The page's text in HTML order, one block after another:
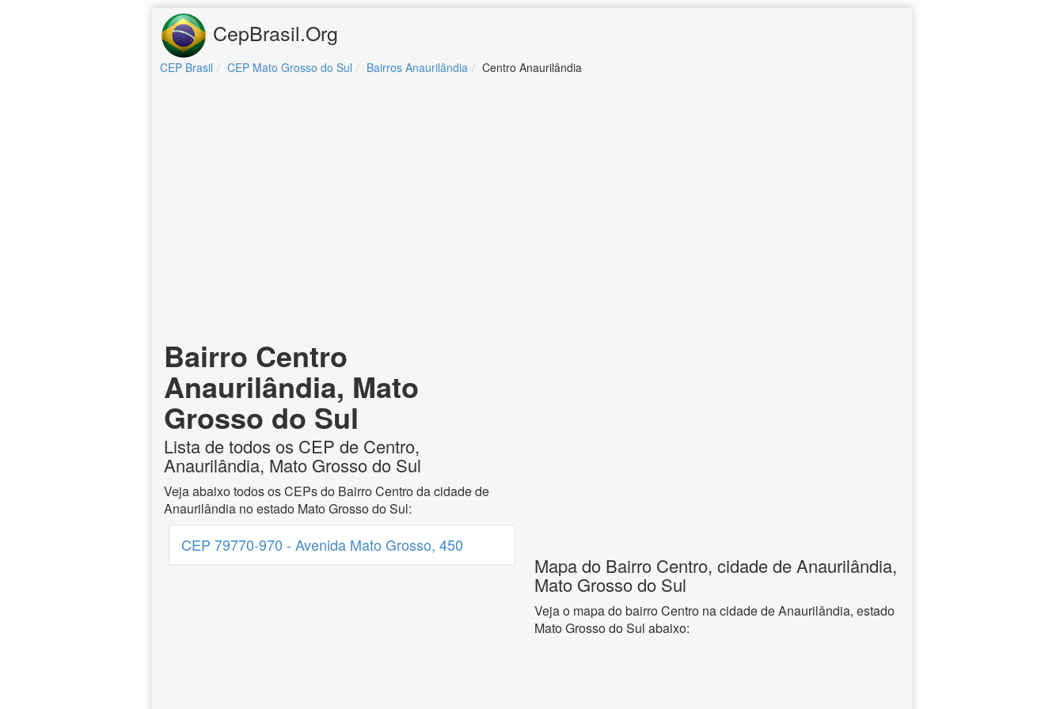
CepBrasil.Org
CEP Brasil CEP Mato Grosso do Sul Bairros Anaurilândia Centro Anaurilândia
Bairro Centro
Anaurilândia, Mato
Grosso do Sul
Lista de todos os CEP de Centro,
Anaurilândia, Mato Grosso do Sul
Veja abaixo todos os CEPs do Bairro Centro da cidade de
Anaurilândia no estado Mato Grosso do Sul:
CEP 79770-970 - Avenida Mato Grosso, 450
Mapa do Bairro Centro, cidade de Anaurilândia,
Mato Grosso do Sul
Veja o mapa do bairro Centro na cidade de Anaurilândia, estado
Mato Grosso do Sul abaixo: